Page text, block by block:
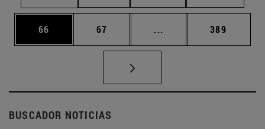
Página
66 Página
67 ... Páginas intermedias
Página
389
BUSCADOR NOTICIAS